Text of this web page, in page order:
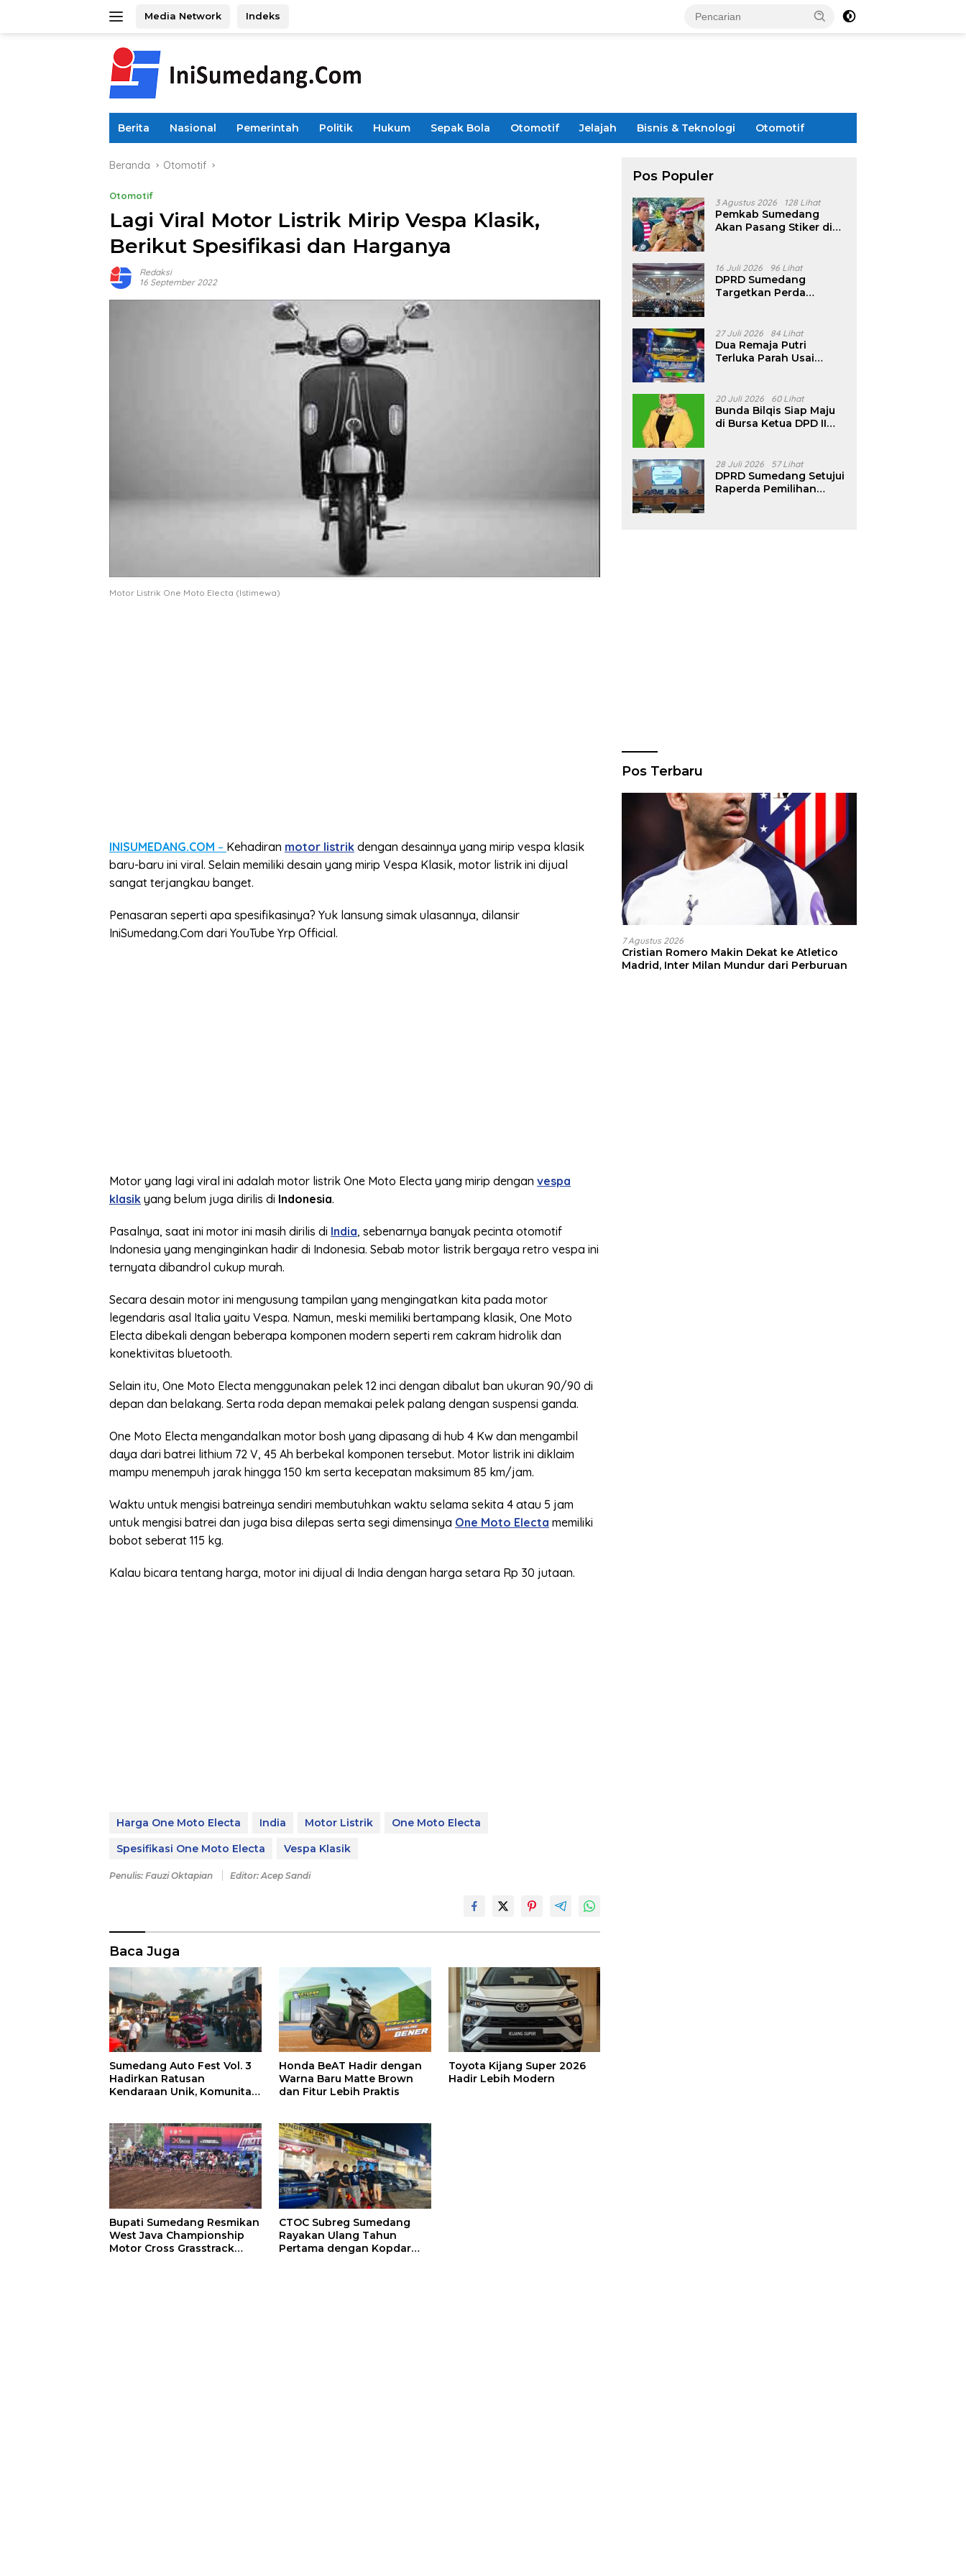
Media Network Indeks
Berita Nasional Pemerintah Politik Hukum Sepak Bola Otomotif Jelajah Bisnis & Teknologi Otomotif
Beranda Otomotif
Otomotif
Lagi Viral Motor Listrik Mirip Vespa Klasik,
Berikut Spesifikasi dan Harganya
Redaksi
16 September 2022
Motor Listrik One Moto Electa (Istimewa)
INISUMEDANG.COM – Kehadiran motor listrik dengan desainnya yang mirip vespa klasik
baru-baru ini viral. Selain memiliki desain yang mirip Vespa Klasik, motor listrik ini dijual
sangat terjangkau banget.
Penasaran seperti apa spesifikasinya? Yuk lansung simak ulasannya, dilansir
IniSumedang.Com dari YouTube Yrp Official.
Motor yang lagi viral ini adalah motor listrik One Moto Electa yang mirip dengan vespa
klasik yang belum juga dirilis di Indonesia.
Pasalnya, saat ini motor ini masih dirilis di India, sebenarnya banyak pecinta otomotif
Indonesia yang menginginkan hadir di Indonesia. Sebab motor listrik bergaya retro vespa ini
ternyata dibandrol cukup murah.
Secara desain motor ini mengusung tampilan yang mengingatkan kita pada motor
legendaris asal Italia yaitu Vespa. Namun, meski memiliki bertampang klasik, One Moto
Electa dibekali dengan beberapa komponen modern seperti rem cakram hidrolik dan
konektivitas bluetooth.
Selain itu, One Moto Electa menggunakan pelek 12 inci dengan dibalut ban ukuran 90/90 di
depan dan belakang. Serta roda depan memakai pelek palang dengan suspensi ganda.
One Moto Electa mengandalkan motor bosh yang dipasang di hub 4 Kw dan mengambil
daya dari batrei lithium 72 V, 45 Ah berbekal komponen tersebut. Motor listrik ini diklaim
mampu menempuh jarak hingga 150 km serta kecepatan maksimum 85 km/jam.
Waktu untuk mengisi batreinya sendiri membutuhkan waktu selama sekita 4 atau 5 jam
untuk mengisi batrei dan juga bisa dilepas serta segi dimensinya One Moto Electa memiliki
bobot seberat 115 kg.
Kalau bicara tentang harga, motor ini dijual di India dengan harga setara Rp 30 jutaan.
Harga One Moto Electa India Motor Listrik
One Moto Electa
Spesifikasi One Moto Electa
Vespa Klasik
Penulis: Fauzi Oktapian Editor: Acep Sandi
Baca Juga
Sumedang Auto Fest Vol. 3
Hadirkan Ratusan
Kendaraan Unik, Komunitas
Honda BeAT Hadir dengan
Warna Baru Matte Brown
dan Fitur Lebih Praktis
Toyota Kijang Super 2026
Hadir Lebih Modern
Bupati Sumedang Resmikan
West Java Championship
Motor Cross Grasstrack
CTOC Subreg Sumedang
Rayakan Ulang Tahun
Pertama dengan Kopdar
Pos Populer
3 Agustus 2026 128 Lihat
Pemkab Sumedang
Akan Pasang Stiker di
16 Juli 2026 96 Lihat
DPRD Sumedang
Targetkan Perda
Pencalonan Diperjelas
27 Juli 2026 84 Lihat
Dua Remaja Putri
Terluka Parah Usai
Tanjungsari Sumedang
20 Juli 2026 60 Lihat
Bunda Bilqis Siap Maju
di Bursa Ketua DPD II
28 Juli 2026 57 Lihat
DPRD Sumedang Setujui
Raperda Pemilihan
Pos Terbaru
7 Agustus 2026
Cristian Romero Makin Dekat ke Atletico
Madrid, Inter Milan Mundur dari Perburuan